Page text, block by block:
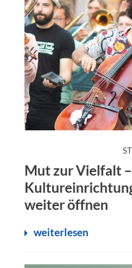
Mut zur Vielfalt –
weiter öffnen
weiterlesen